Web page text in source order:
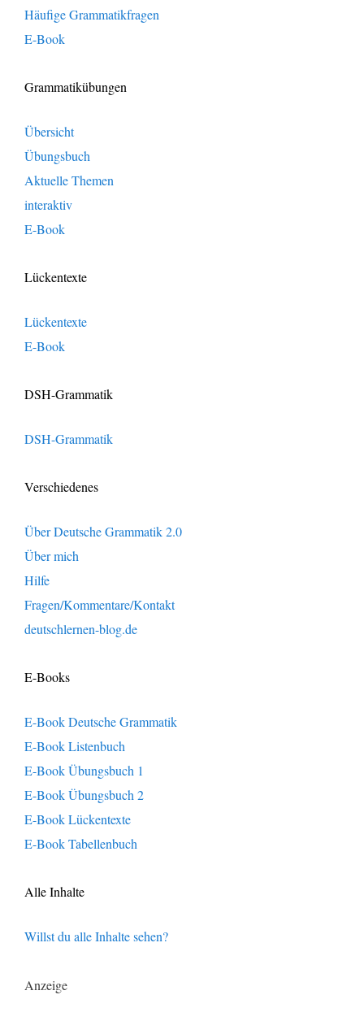
Häufige Grammatikfragen
E-Book
Grammatikübungen
Übersicht
Übungsbuch
Aktuelle Themen
interaktiv
E-Book
Lückentexte
Lückentexte
E-Book
DSH-Grammatik
DSH-Grammatik
Verschiedenes
Über Deutsche Grammatik 2.0
Über mich
Hilfe
Fragen/Kommentare/Kontakt
deutschlernen-blog.de
E-Books
E-Book Deutsche Grammatik
E-Book Listenbuch
E-Book Übungsbuch 1
E-Book Übungsbuch 2
E-Book Lückentexte
E-Book Tabellenbuch
Alle Inhalte
Willst du alle Inhalte sehen?
Anzeige